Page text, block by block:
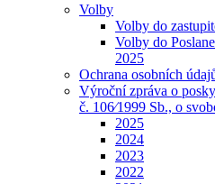
Volby
Volby do
Volby do
2025
Ochrana osobních
Výroční zpráva o
č. 106⁄1999 Sb., o
2025
2024
2023
2022